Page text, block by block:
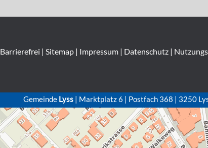
Barrierefrei | Sitemap| Impressum| Datenschutz|
Gemeinde Lyss | Marktplatz 6 | Postfach 368 | 3250